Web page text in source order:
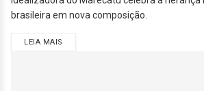
brasileira em nova composição.
LEIA MAIS